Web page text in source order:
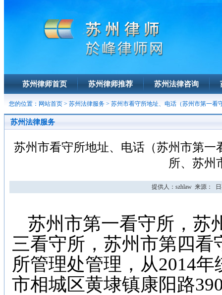
苏州律师首页 苏州律师推荐 苏州法律咨询
您的位置： 网站首页 > 苏州法律服务 > 苏州市看守所地址、电话（苏州市第一看
苏州法律服务
苏州市看守所地址、电话（苏州市第
所、苏州
提供人：szhlaw 来源：
苏州市第一看守所， 苏
三看守所， 苏州市第四看
所管理处管理，从2014
市相城区黄埭镇康阳路